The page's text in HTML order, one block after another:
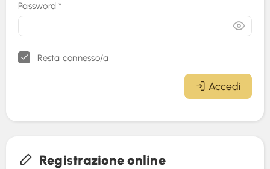
Password*
Resta connesso/a
Accedi
Registrazione online